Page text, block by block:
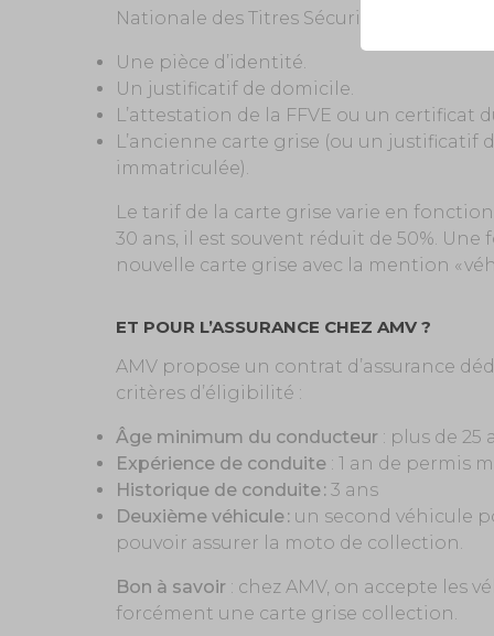
Nationale des Titres Sécurisés). Voici les
Une pièce d’identité.
Un justificatif de domicile.
L’attestation de la FFVE ou un certificat
L’ancienne carte grise (ou un justificatif
immatriculée).
Le tarif de la carte grise varie en
30 ans, il est souvent réduit de 50%. Une
nouvelle carte grise avec la mention «
ET POUR L’ASSURANCE CHEZ AMV ?
AMV propose un contrat d’assurance
critères d’éligibilité :
Âge minimum du conducteur: plus de 25
Expérience de conduite: 1 an de permis
Historique de conduite : 3 ans
Deuxième véhicule :un second véhicule
pouvoir assurer la moto de collection.
Bon à savoir: chez AMV, on accepte les
forcément une carte grise collection.